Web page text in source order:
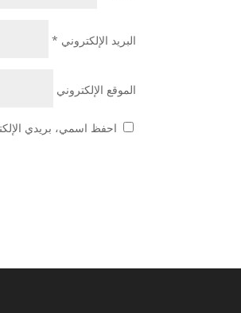
البريد الإلكتروني *
الموقع الإلكتروني
احفظ اسمي، بريدي